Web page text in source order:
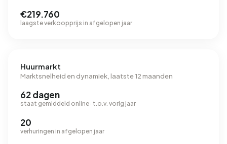
€219.760
laagste verkoopprijs in afgelopen jaar
Huurmarkt
Marktsnelheid en dynamiek, laatste 12 maanden
62 dagen
staat gemiddeld online · t.o.v. vorig jaar
20
verhuringen in afgelopen jaar